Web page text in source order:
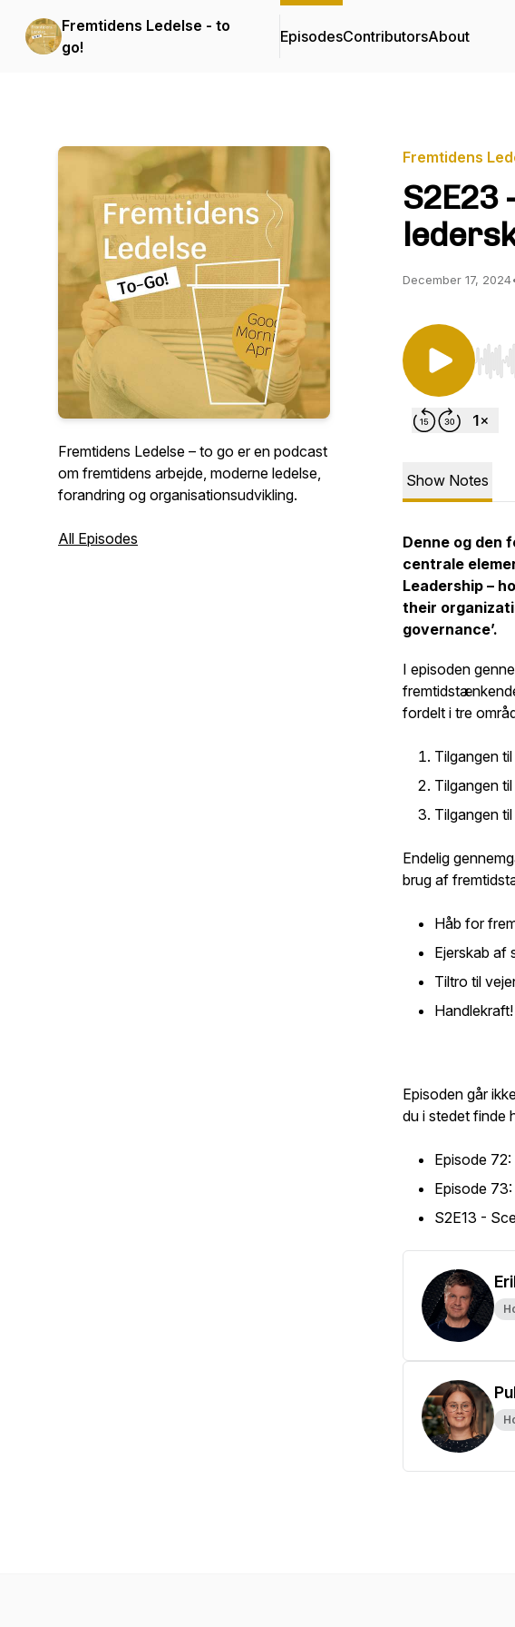
Fremtidens Ledelse - to
go!
EpisodesContributorsAbout
Fremtidens Ledelse – to go er en podcast
om fremtidens arbejde, moderne ledelse,
forandring og organisationsudvikling.
All Episodes
Fremtidens
December 17, 2024
Use
Show Notes
Denne og den
centrale
Leadership –
their
governance’.
I episoden
fordelt i tre
Tilgangen
Tilgangen
Tilgangen
Endelig
brug af
Håb for
Ejerskab af
Tiltro til
Handlekraft!
Episoden går
du i stedet finde
Episode
Episode
S2E13 -